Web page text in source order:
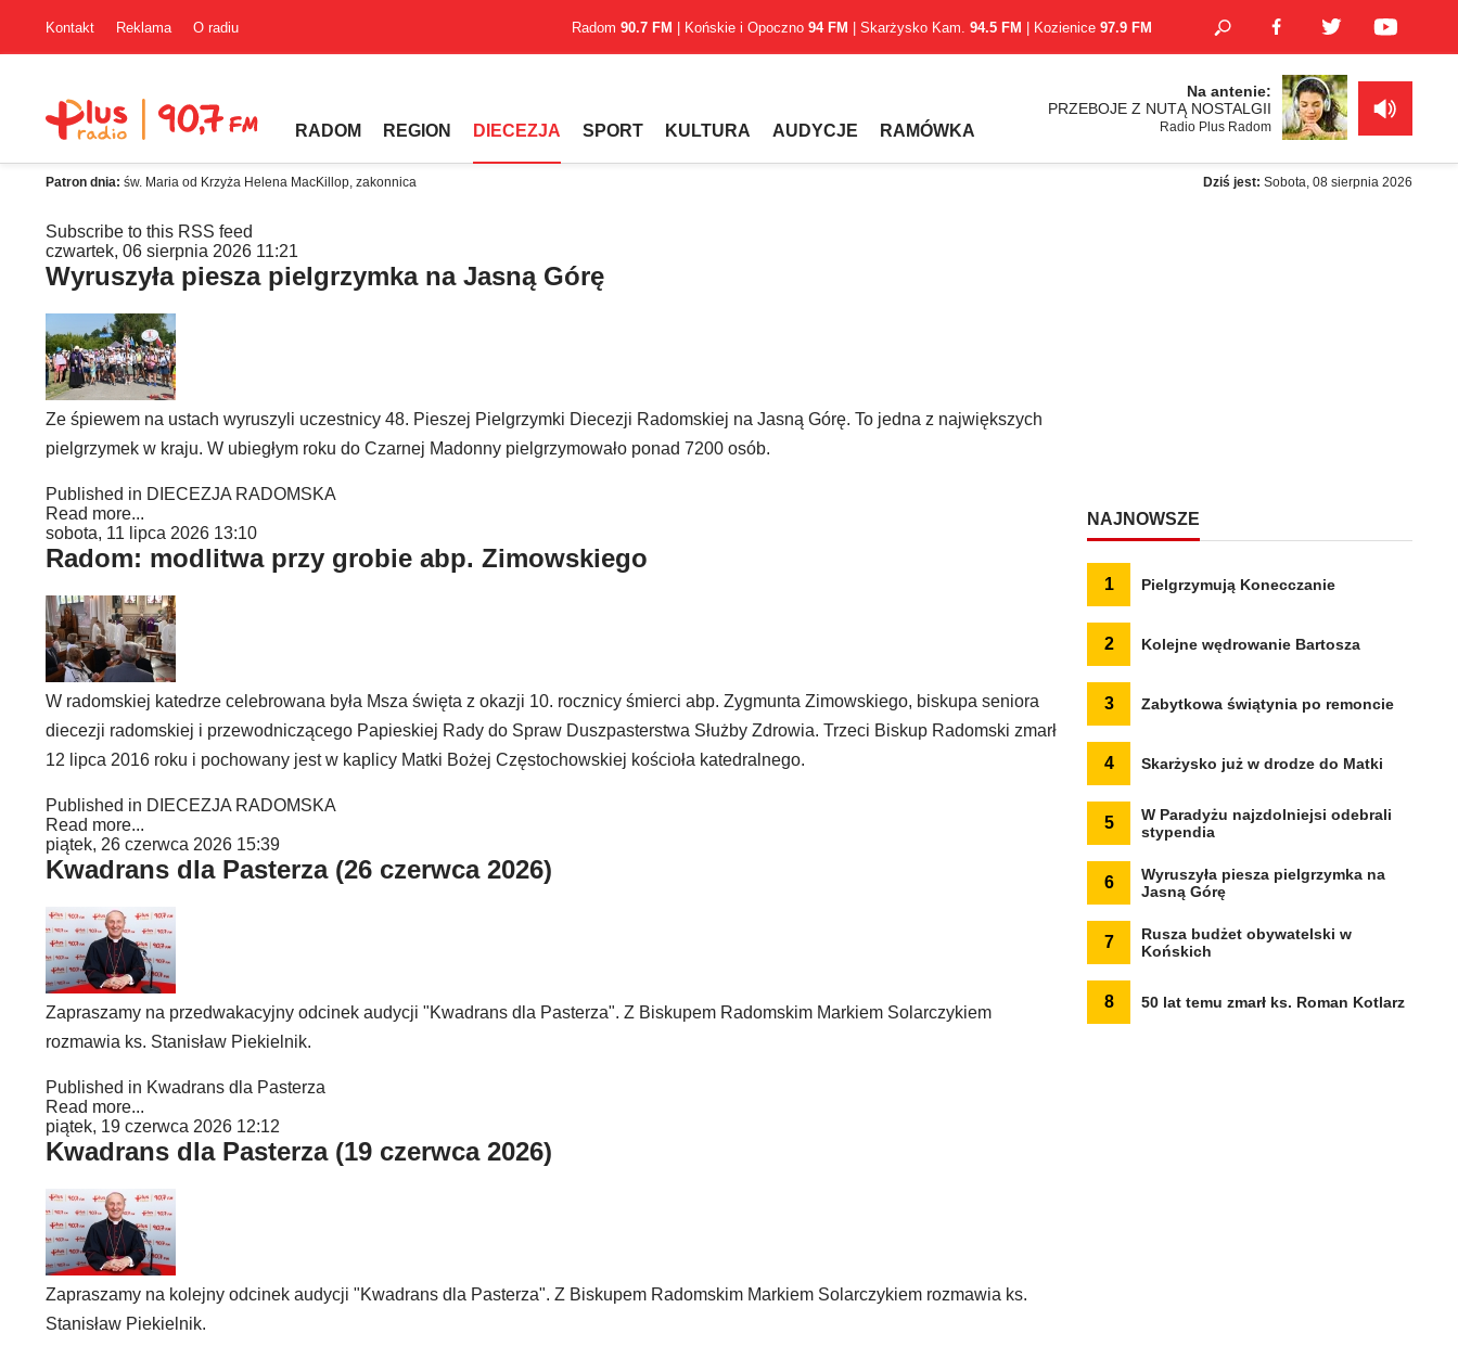
Kontakt Reklama O radiu Radom 90.7 FM | Końskie i Opoczno 94 FM | Skarżysko Kam. 94.5 FM | Kozienice 97.9 FM
RADOM REGION DIECEZJA SPORT KULTURA AUDYCJE RAMÓWKA
Na antenie:
PRZEBOJE Z NUTĄ NOSTALGII
Radio Plus Radom
Patron dnia: św. Maria od Krzyża Helena MacKillop, zakonnica Dziś jest: Sobota, 08 sierpnia 2026
Subscribe to this RSS feed
czwartek, 06 sierpnia 2026 11:21
Wyruszyła piesza pielgrzymka na Jasną Górę
Ze śpiewem na ustach wyruszyli uczestnicy 48. Pieszej Pielgrzymki Diecezji Radomskiej na Jasną Górę. To jedna z największych
pielgrzymek w kraju. W ubiegłym roku do Czarnej Madonny pielgrzymowało ponad 7200 osób.
Published in DIECEZJA RADOMSKA
Read more...
sobota, 11 lipca 2026 13:10
Radom: modlitwa przy grobie abp. Zimowskiego
W radomskiej katedrze celebrowana była Msza święta z okazji 10. rocznicy śmierci abp. Zygmunta Zimowskiego, biskupa seniora
diecezji radomskiej i przewodniczącego Papieskiej Rady do Spraw Duszpasterstwa Służby Zdrowia. Trzeci Biskup Radomski zmarł
12 lipca 2016 roku i pochowany jest w kaplicy Matki Bożej Częstochowskiej kościoła katedralnego.
Published in DIECEZJA RADOMSKA
Read more...
piątek, 26 czerwca 2026 15:39
Kwadrans dla Pasterza (26 czerwca 2026)
Zapraszamy na przedwakacyjny odcinek audycji "Kwadrans dla Pasterza". Z Biskupem Radomskim Markiem Solarczykiem
rozmawia ks. Stanisław Piekielnik.
Published in Kwadrans dla Pasterza
Read more...
piątek, 19 czerwca 2026 12:12
Kwadrans dla Pasterza (19 czerwca 2026)
Zapraszamy na kolejny odcinek audycji "Kwadrans dla Pasterza". Z Biskupem Radomskim Markiem Solarczykiem rozmawia ks.
Stanisław Piekielnik.
NAJNOWSZE
1 Pielgrzymują Konecczanie
2 Kolejne wędrowanie Bartosza
3 Zabytkowa świątynia po remoncie
4 Skarżysko już w drodze do Matki
5
W Paradyżu najzdolniejsi odebrali
stypendia
6
Wyruszyła piesza pielgrzymka na
Jasną Górę
7
Rusza budżet obywatelski w
Końskich
8 50 lat temu zmarł ks. Roman Kotlarz